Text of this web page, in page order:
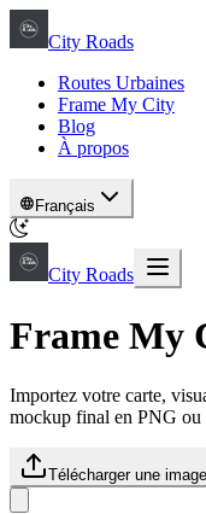
City Roads
Routes Urbaines
Frame My City
Blog
À propos
Français
City Roads
Frame My
Importez votre carte,
mockup final en PNG ou
Télécharger une image